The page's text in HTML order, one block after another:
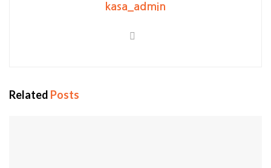
kasa_admin
Related Posts